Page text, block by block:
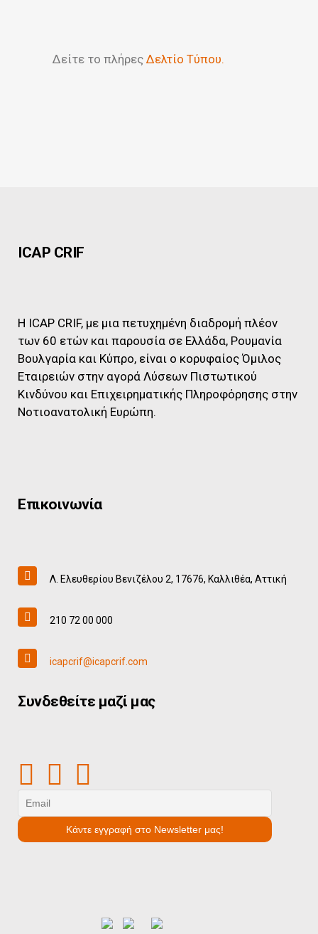
Δείτε το πλήρες Δελτίο Τύπου.
ICAP CRIF
Η ICAP CRIF, με μια πετυχημένη διαδρομή πλέον
των 60 ετών και παρουσία σε Ελλάδα, Ρουμανία
Βουλγαρία και Κύπρο, είναι ο κορυφαίος Όμιλος
Εταιρειών στην αγορά Λύσεων Πιστωτικού
Κινδύνου και Επιχειρηματικής Πληροφόρησης στην
Νοτιοανατολική Ευρώπη.
Επικοινωνία
Λ. Ελευθερίου Βενιζέλου 2, 17676, Καλλιθέα, Αττική
210 72 00 000
icapcrif@icapcrif.com
Συνδεθείτε μαζί μας